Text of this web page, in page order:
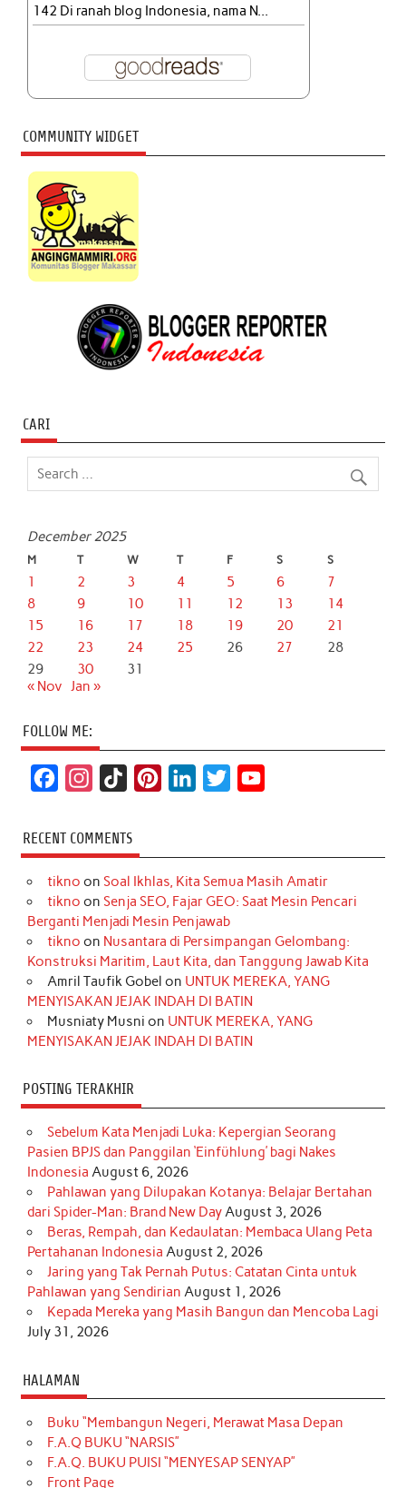
142 Di ranah blog Indonesia, nama N...
COMMUNITY WIDGET
CARI
December 2025
M T W T F S S
1 2 3 4 5 6
7
8
9 10 11 12 13
14
15
16 17 18 19 20
21
22
23 24 25 26 27
28
29
30
31
« Nov Jan »
FOLLOW ME:
c
e
b
o
k
s
t
a
r
a
m
k
T
o
k
t
e
r
e
s
t
k
e
d
I
n
t
t
r
T
u
e
RECENT COMMENTS
tikno on Soal Ikhlas, Kita Semua Masih Amatir
tikno on Senja SEO, Fajar GEO: Saat Mesin Pencari
Berganti Menjadi Mesin Penjawab
tikno on Nusantara di Persimpangan Gelombang:
Konstruksi Maritim, Laut Kita, dan Tanggung Jawab Kita
Amril Taufik Gobel on UNTUK MEREKA, YANG
MENYISAKAN JEJAK INDAH DI BATIN
Musniaty Musni on UNTUK MEREKA, YANG
MENYISAKAN JEJAK INDAH DI BATIN
POSTING TERAKHIR
Sebelum Kata Menjadi Luka: Kepergian Seorang
Pasien BPJS dan Panggilan ‘Einfühlung’ bagi Nakes
Indonesia August 6, 2026
Pahlawan yang Dilupakan Kotanya: Belajar Bertahan
dari Spider-Man: Brand New DayAugust 3, 2026
Beras, Rempah, dan Kedaulatan: Membaca Ulang Peta
Pertahanan Indonesia August 2, 2026
Jaring yang Tak Pernah Putus: Catatan Cinta untuk
Pahlawan yang Sendirian August 1, 2026
Kepada Mereka yang Masih Bangun dan Mencoba Lagi
July 31, 2026
HALAMAN
Buku “Membangun Negeri, Merawat Masa Depan
F.A.Q BUKU “NARSIS”
F.A.Q. BUKU PUISI “MENYESAP SENYAP”
Front Page